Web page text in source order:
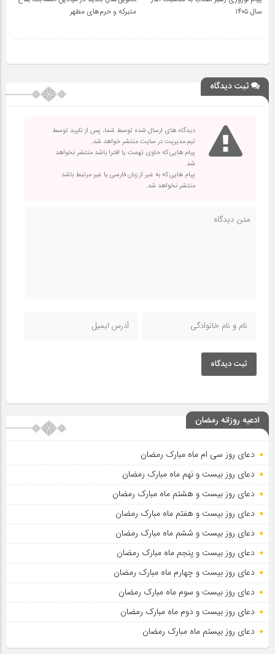
سال ۱۴۰۵
متبرکه‌ و حرم‌های‌ مطهر
ثبت دیدگاه
دیدگاه های ارسال شده توسط شما، پس از تایید توسط
تیم مدیریت در سایت منتشر خواهد شد.
پیام هایی که حاوی تهمت یا افترا باشد منتشر نخواهد
شد.
پیام هایی که به غیر از زبان فارسی یا غیر مرتبط باشد
منتشر نخواهد شد.
ثبت دیدگاه
ادعیه روزانه رمضان
دعای روز سی ام ماه مبارک رمضان
دعای روز بیست و نهم ماه مبارک رمضان
دعای روز بیست و هشتم ماه مبارک رمضان
دعای روز بیست و هفتم ماه مبارک رمضان
دعای روز بیست و ششم ماه مبارک رمضان
دعای روز بیست و پنجم ماه مبارک رمضان
دعای روز بیست و چهارم ماه مبارک رمضان
دعای روز بیست و سوم ماه مبارک رمضان
دعای روز بیست و دوم ماه مبارک رمضان
دعای روز بیستم ماه مبارک رمضان